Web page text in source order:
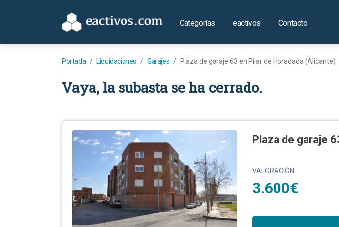
Categorías eactivos Contacto
Portada Liquidaciones Garajes Plaza de garaje 63 en Pilar de Horadada (Alicante)
Vaya, la subasta se ha cerrado.
Plaza de garaje
VALORACIÓN
3.600€